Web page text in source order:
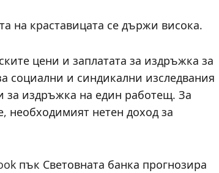
на краставицата се държи висока.
цени и заплатата за издръжка за
социални и синдикални изследвания
за издръжка на един работещ. За
необходимият нетен доход за
пък Световната банка прогнозира